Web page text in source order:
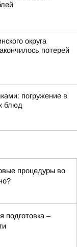
округа
потерей
погружение в
блюд
процедуры во
подготовка –